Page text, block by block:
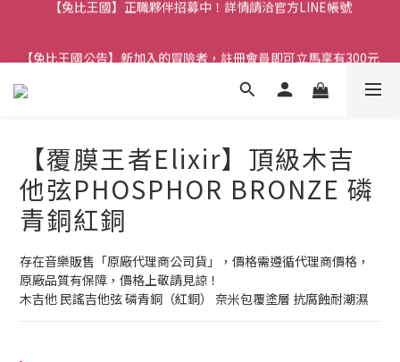
【兔比王國公告】新加入的冒險者，註冊會員即可立馬享有300元
購物金！
【覆膜王者Elixir】頂級木吉
他弦PHOSPHOR BRONZE 磷
青銅紅銅
存在音樂販售「原廠代理商公司貨」，價格需遵循代理商價格，
原廠品質有保障，價格上敬請見諒！
木吉他 民謠吉他弦 磷青銅（紅銅） 奈米包覆塗層 抗腐蝕耐潮濕